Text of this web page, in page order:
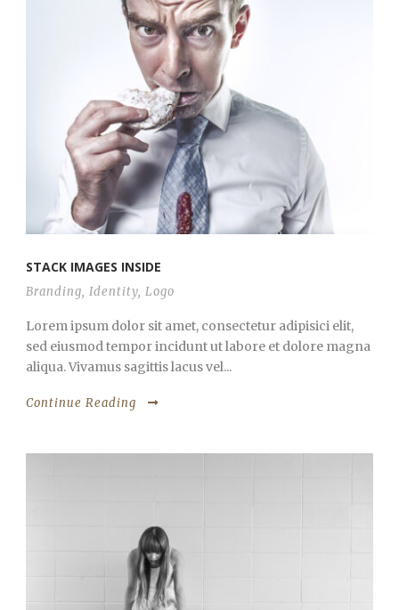
STACK IMAGES INSIDE
Branding, Identity, Logo
Lorem ipsum dolor sit amet, consectetur adipisici elit,
sed eiusmod tempor incidunt ut labore et dolore magna
aliqua. Vivamus sagittis lacus vel...
Continue Reading